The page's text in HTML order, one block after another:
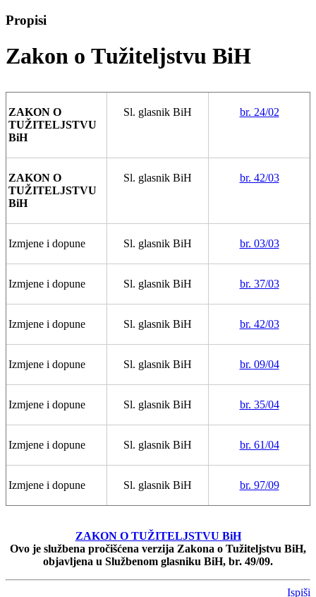
Propisi
Zakon o Тužiteljstvu BiH
ZAKON O
TUŽITELJSTVU
BiH
Sl. glasnik BiH br. 24/02
ZAKON O
TUŽITELJSTVU
BiH
Sl. glasnik BiH br. 42/03
Izmjene i dopune Sl. glasnik BiH br. 03/03
Izmjene i dopune Sl. glasnik BiH br. 37/03
Izmjene i dopune Sl. glasnik BiH br. 42/03
Izmjene i dopune Sl. glasnik BiH br. 09/04
Izmjene i dopune Sl. glasnik BiH br. 35/04
Izmjene i dopune Sl. glasnik BiH br. 61/04
Izmjene i dopune Sl. glasnik BiH br. 97/09
ZAKON O TUŽITELJSTVU BiH
Ovo je službena pročišćena verzija Zakona o Tužiteljstvu BiH,
objavljena u Službenom glasniku BiH, br. 49/09.
Ispiši